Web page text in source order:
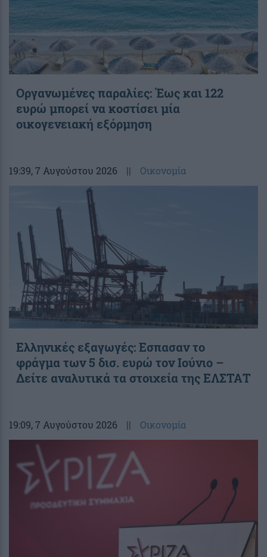
Οργανωμένες παραλίες: Έως και 122
ευρώ μπορεί να κοστίσει μία
οικογενειακή εξόρμηση
19:39, 7 Αυγούστου 2026 || Οικονομία
Ελληνικές εξαγωγές: Εσπασαν το
φράγμα των 5 δισ. ευρώ τον Ιούνιο –
Δείτε αναλυτικά τα στοιχεία της ΕΛΣΤΑΤ
19:09, 7 Αυγούστου 2026 || Οικονομία